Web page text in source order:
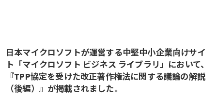
日本マイクロソフトが運営する中堅中小企業向けサイ
ト「マイクロソフト ビジネス ライブラリ」において、
『TPP協定を受けた改正著作権法に関する議論の解説
（後編）』が掲載されました。